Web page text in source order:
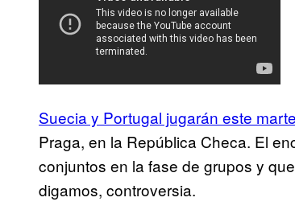
Suecia y Portugal jugarán este
Praga, en la República Checa. El
conjuntos en la fase de grupos y
digamos, controversia.